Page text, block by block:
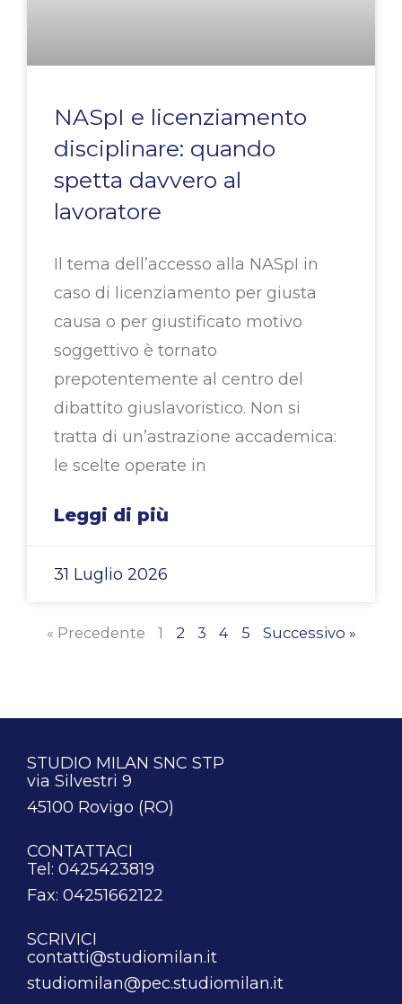
NASpI e licenziamento
disciplinare: quando
spetta davvero al
lavoratore
Il tema dell’accesso alla NASpI in
caso di licenziamento per giusta
causa o per giustificato motivo
soggettivo è tornato
prepotentemente al centro del
dibattito giuslavoristico. Non si
tratta di un’astrazione accademica:
le scelte operate in
Leggi di più
31 Luglio 2026
« Precedente 1 2 3 4 5 Successivo »
STUDIO MILAN SNC STP
via Silvestri 9
45100 Rovigo (RO)
CONTATTACI
Tel: 0425423819
Fax: 04251662122
SCRIVICI
contatti@studiomilan.it
studiomilan@pec.studiomilan.it